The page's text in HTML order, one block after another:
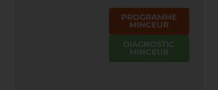
PROGRAMME
MINCEUR
DIAGNOSTIC
MINCEUR